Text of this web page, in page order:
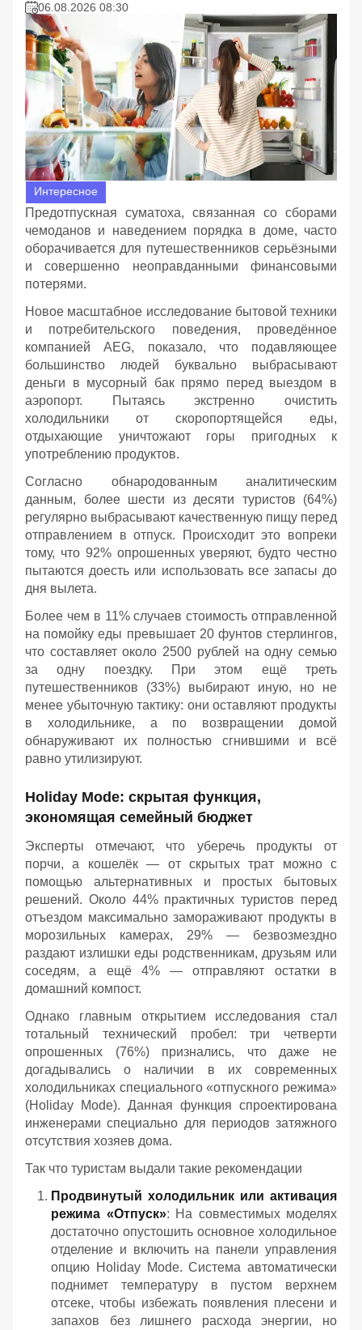
06.08.2026 08:30
Интересное
Предотпускная суматоха, связанная со сборами
чемоданов и наведением порядка в доме, часто
оборачивается для путешественников серьёзными
и совершенно неоправданными финансовыми
потерями.
Новое масштабное исследование бытовой техники
и потребительского поведения, проведённое
компанией AEG, показало, что подавляющее
большинство людей буквально выбрасывают
деньги в мусорный бак прямо перед выездом в
аэропорт. Пытаясь экстренно очистить
холодильники от скоропортящейся еды,
отдыхающие уничтожают горы пригодных к
употреблению продуктов.
Согласно обнародованным аналитическим
данным, более шести из десяти туристов (64%)
регулярно выбрасывают качественную пищу перед
отправлением в отпуск. Происходит это вопреки
тому, что 92% опрошенных уверяют, будто честно
пытаются доесть или использовать все запасы до
дня вылета.
Более чем в 11% случаев стоимость отправленной
на помойку еды превышает 20 фунтов стерлингов,
что составляет около 2500 рублей на одну семью
за одну поездку. При этом ещё треть
путешественников (33%) выбирают иную, но не
менее убыточную тактику: они оставляют продукты
в холодильнике, а по возвращении домой
обнаруживают их полностью сгнившими и всё
равно утилизируют.
Holiday Mode: скрытая функция,
экономящая семейный бюджет
Эксперты отмечают, что уберечь продукты от
порчи, а кошелёк — от скрытых трат можно с
помощью альтернативных и простых бытовых
решений. Около 44% практичных туристов перед
отъездом максимально замораживают продукты в
морозильных камерах, 29% — безвозмездно
раздают излишки еды родственникам, друзьям или
соседям, а ещё 4% — отправляют остатки в
домашний компост.
Однако главным открытием исследования стал
тотальный технический пробел: три четверти
опрошенных (76%) признались, что даже не
догадывались о наличии в их современных
холодильниках специального «отпускного режима»
(Holiday Mode). Данная функция спроектирована
инженерами специально для периодов затяжного
отсутствия хозяев дома.
Так что туристам выдали такие рекомендации
Продвинутый холодильник или активация
режима «Отпуск»: На совместимых моделях
достаточно опустошить основное холодильное
отделение и включить на панели управления
опцию Holiday Mode. Система автоматически
поднимет температуру в пустом верхнем
отсеке, чтобы избежать появления плесени и
запахов без лишнего расхода энергии, но